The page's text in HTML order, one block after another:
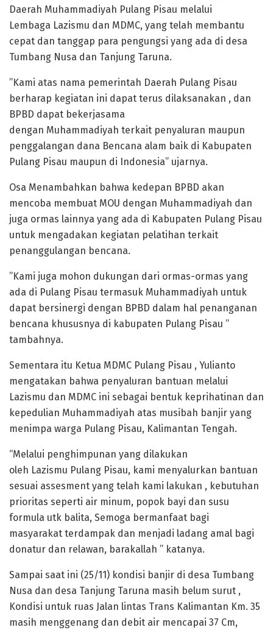
Daerah Muhammadiyah Pulang Pisau melalui
Lembaga Lazismu dan MDMC, yang telah membantu
cepat dan tanggap para pengungsi yang ada di desa
Tumbang Nusa dan Tanjung Taruna.
”Kami atas nama pemerintah Daerah Pulang Pisau
berharap kegiatan ini dapat terus dilaksanakan , dan
BPBD dapat bekerjasama
dengan Muhammadiyah terkait penyaluran maupun
penggalangan dana Bencana alam baik di Kabupaten
Pulang Pisau maupun di Indonesia” ujarnya.
Osa Menambahkan bahwa kedepan BPBD akan
mencoba membuat MOU dengan Muhammadiyah dan
juga ormas lainnya yang ada di Kabupaten Pulang Pisau
untuk mengadakan kegiatan pelatihan terkait
penanggulangan bencana.
”Kami juga mohon dukungan dari ormas-ormas yang
ada di Pulang Pisau termasuk Muhammadiyah untuk
dapat bersinergi dengan BPBD dalam hal penanganan
bencana khususnya di kabupaten Pulang Pisau ”
tambahnya.
Sementara itu Ketua MDMC Pulang Pisau , Yulianto
mengatakan bahwa penyaluran bantuan melalui
Lazismu dan MDMC ini sebagai bentuk keprihatinan dan
kepedulian Muhammadiyah atas musibah banjir yang
menimpa warga Pulang Pisau, Kalimantan Tengah.
“Melalui penghimpunan yang dilakukan
oleh Lazismu Pulang Pisau, kami menyalurkan bantuan
sesuai assesment yang telah kami lakukan , kebutuhan
prioritas seperti air minum, popok bayi dan susu
formula utk balita, Semoga bermanfaat bagi
masyarakat terdampak dan menjadi ladang amal bagi
donatur dan relawan, barakallah ” katanya.
Sampai saat ini (25/11) kondisi banjir di desa Tumbang
Nusa dan desa Tanjung Taruna masih belum surut ,
Kondisi untuk ruas Jalan lintas Trans Kalimantan Km. 35
masih menggenang dan debit air mencapai 37 Cm,